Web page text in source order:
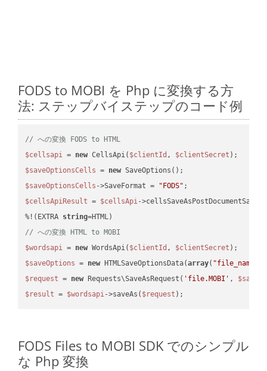
FODS to MOBI を Php に変換する方
法: ステップバイステップのコード例
// への変換 FODS to HTML
$cellsapi = new CellsApi( $clientId , $clientSecret
$saveOptionsCells = new
$saveOptionsCells ->SaveFormat = "FODS"
$cellsApiResult = $cellsApi-
%!(EXTRA string
// への変換 HTML to MOBI
$wordsapi = new WordsApi( $clientId , $clientSecret
$saveOptions = new HTMLSaveOptionsData(array( "file_name"
$request = new Requests\SaveAsRequest( 'file.MOBI' ,
$result = $wordsapi->saveAs( $request
FODS Files to MOBI SDK でのシンプル
な Php 変換